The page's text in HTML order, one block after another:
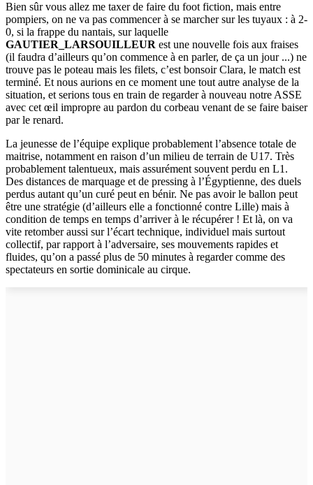
Bien sûr vous allez me taxer de faire du foot fiction, mais entre
pompiers, on ne va pas commencer à se marcher sur les tuyaux : à 2-
0, si la frappe du nantais, sur laquelle
GAUTIER_LARSOUILLEUR est une nouvelle fois aux fraises
(il faudra d’ailleurs qu’on commence à en parler, de ça un jour ...) ne
trouve pas le poteau mais les filets, c’est bonsoir Clara, le match est
terminé. Et nous aurions en ce moment une tout autre analyse de la
situation, et serions tous en train de regarder à nouveau notre ASSE
avec cet œil impropre au pardon du corbeau venant de se faire baiser
par le renard.
La jeunesse de l’équipe explique probablement l’absence totale de
maitrise, notamment en raison d’un milieu de terrain de U17. Très
probablement talentueux, mais assurément souvent perdu en L1.
Des distances de marquage et de pressing à l’Égyptienne, des duels
perdus autant qu’un curé peut en bénir. Ne pas avoir le ballon peut
être une stratégie (d’ailleurs elle a fonctionné contre Lille) mais à
condition de temps en temps d’arriver à le récupérer ! Et là, on va
vite retomber aussi sur l’écart technique, individuel mais surtout
collectif, par rapport à l’adversaire, ses mouvements rapides et
fluides, qu’on a passé plus de 50 minutes à regarder comme des
spectateurs en sortie dominicale au cirque.